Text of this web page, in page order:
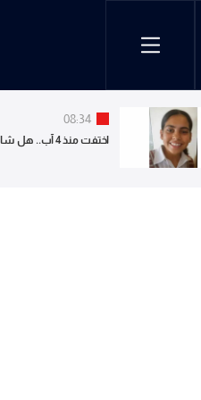
08:34
اختفت منذ 4 آب.. هل شاهدتموها؟